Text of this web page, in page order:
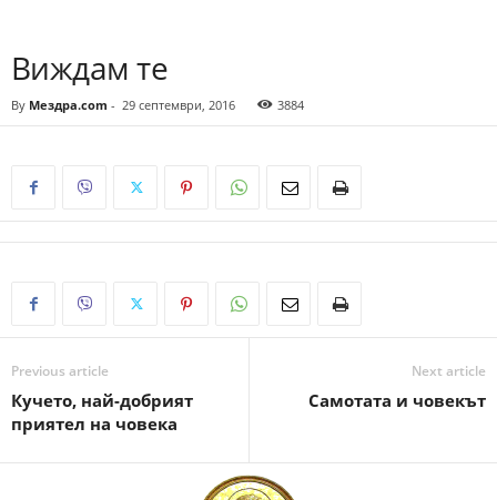
Виждам те
By Мездра.com - 29 септември, 2016 3884
Previous article
Кучето, най-добрият
приятел на човека
Next article
Самотата и човекът